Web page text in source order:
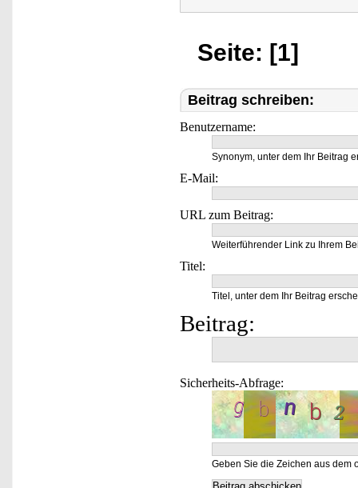
Seite: [1]
Beitrag schreiben:
Benutzername:
Synonym, unter dem Ihr Beitrag
E-Mail:
URL zum Beitrag:
Weiterführender Link zu Ihrem
Titel:
Titel, unter dem Ihr Beitrag
Beitrag:
Sicherheits-Abfrage:
Geben Sie die Zeichen aus dem